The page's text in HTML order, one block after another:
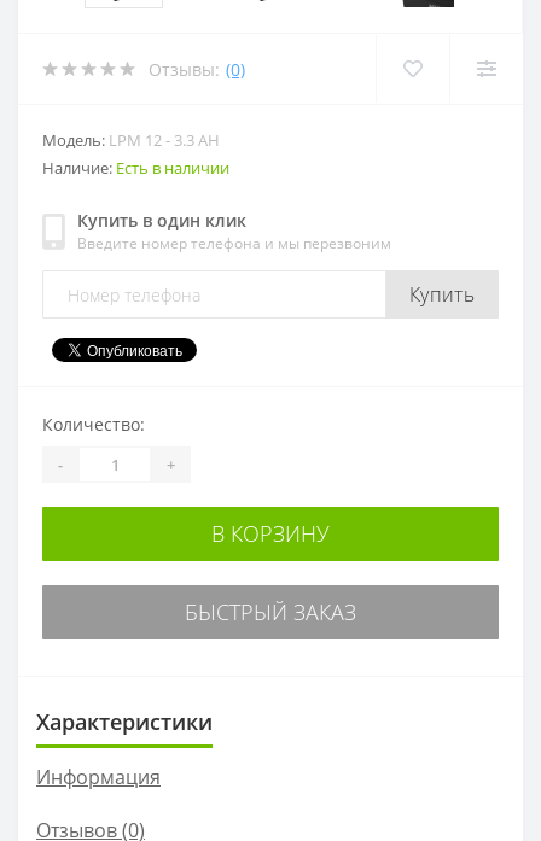
Отзывы: (0)
Модель: LPM 12 - 3.3 AH
Наличие: Есть в наличии
Купить в один клик
Введите номер телефона и мы перезвоним
Купить
Количество:
- +
В КОРЗИНУ
БЫСТРЫЙ ЗАКАЗ
Характеристики
Информация
Отзывов (0)